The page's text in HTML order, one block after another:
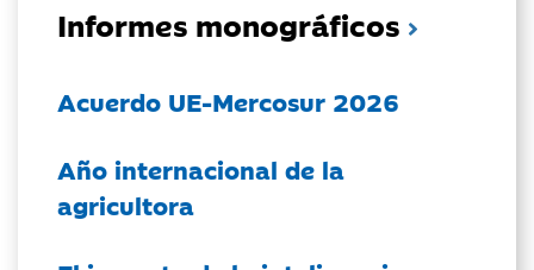
Informes monográficos
Acuerdo UE-Mercosur 2026
Año internacional de la
agricultora